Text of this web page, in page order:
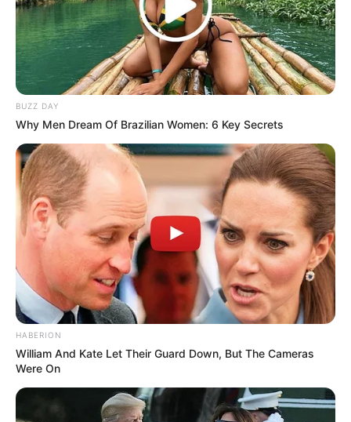
Fail! 10 Potret Makanan Gagal
Dimasak yang Bikin Kamu
Nggak Selera
10 Pose Manekin Anti
Mainstream yang Konyol
Banget
BUZZ DAY
Why Men Dream Of Brazilian Women: 6 Key Secrets
HABERION
William And Kate Let Their Guard Down, But The Cameras
Were On